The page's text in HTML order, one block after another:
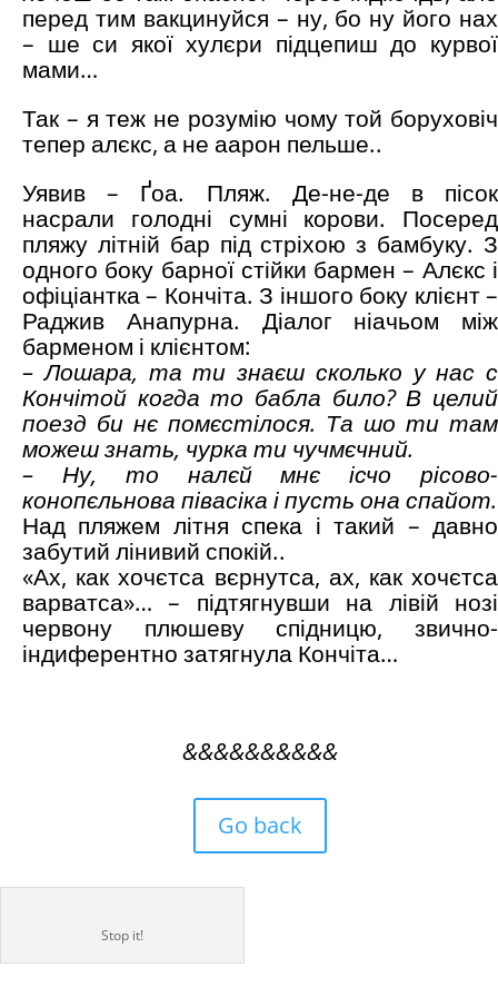
перед тим вакцинуйся – ну, бо ну його нах
– ше си якої хулєри підцепиш до курвої
мами…
Так – я теж не розумію чому той боруховіч
тепер алєкс, а не аарон пельше..
Уявив – Ґоа. Пляж. Де-не-де в пісок
насрали голодні сумні корови. Посеред
пляжу літній бар під стріхою з бамбуку. З
одного боку барної стійки бармен – Алєкс і
офіціантка – Кончіта. З іншого боку клієнт –
Раджив Анапурна. Діалог ніачьом між
барменом і клієнтом:
– Лошара, та ти знаєш сколько у нас с
Кончітой когда то бабла било? В целий
поезд би нє помєстілося. Та шо ти там
можеш знать, чурка ти чучмєчний.
– Ну, то налєй мнє ісчо рісово-
конопєльнова півасіка і пусть она спайот.
Над пляжем літня спека і такий – давно
забутий лінивий спокій..
«Ах, как хочєтса вєрнутса, ах, как хочєтса
варватса»… – підтягнувши на лівій нозі
червону плюшеву спідницю, звично-
індиферентно затягнула Кончіта…
&&&&&&&&&&
Go back
Stop it!